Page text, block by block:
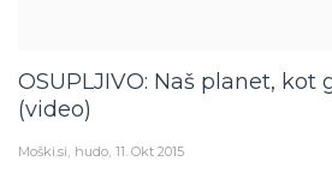
OSUPLJIVO: Naš planet, kot
(video)
Moški.si hudo 11. Okt 2015